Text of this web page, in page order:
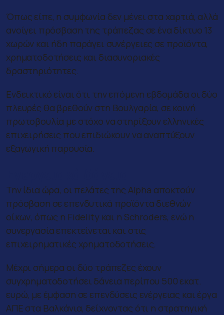
Όπως είπε, η συμφωνία δεν μένει στα χαρτιά, αλλά
ανοίγει πρόσβαση της τράπεζας σε ένα δίκτυο 13
χωρών και ήδη παράγει συνέργειες σε προϊόντα,
χρηματοδοτήσεις και διασυνοριακές
δραστηριότητες.
Ενδεικτικό είναι ότι την επόμενη εβδομάδα οι δύο
πλευρές θα βρεθούν στη Βουλγαρία, σε κοινή
πρωτοβουλία με στόχο να στηρίξουν ελληνικές
επιχειρήσεις που επιδιώκουν να αναπτύξουν
εξαγωγική παρουσία.
Την ίδια ώρα, οι πελάτες της Alpha αποκτούν
πρόσβαση σε επενδυτικά προϊόντα διεθνών
οίκων, όπως η Fidelity και η Schroders, ενώ η
συνεργασία επεκτείνεται και στις
επιχειρηματικές χρηματοδοτήσεις.
Μέχρι σήμερα οι δύο τράπεζες έχουν
συγχρηματοδοτήσει δάνεια περίπου 500 εκατ.
ευρώ, με έμφαση σε επενδύσεις ενέργειας και έργα
ΑΠΕ στα Βαλκάνια, δείχνοντας ότι η στρατηγική